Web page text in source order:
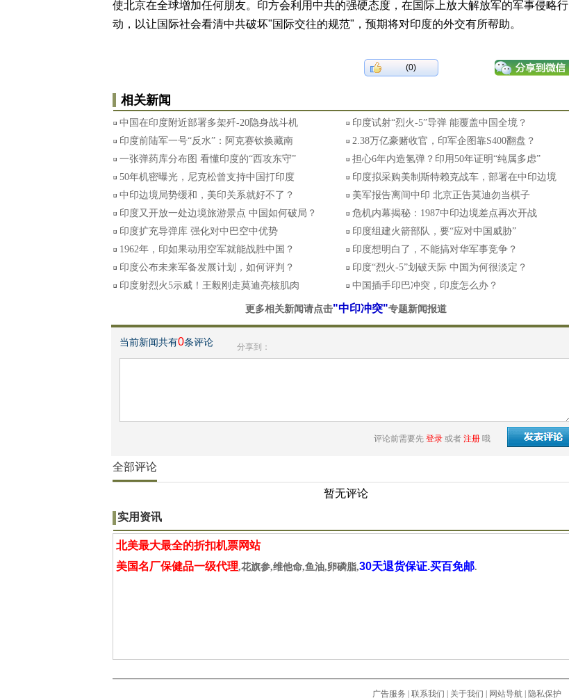
使北京在全球增加任何朋友。印方会利用中共的强硬态度，在国际上放大解放军的军事侵略行
动，以让国际社会看清中共破坏"国际交往的规范"，预期将对印度的外交有所帮助。
(0)
相关新闻
中国在印度附近部署多架歼-20隐身战斗机
印度试射“烈火-5”导弹 能覆盖中国全境？
印度前陆军一号“反水”：阿克赛钦换藏南
2.38万亿豪赌收官，印军企图靠S400翻盘？
一张弹药库分布图 看懂印度的“西攻东守”
担心6年内造氢弹？印用50年证明“纯属多虑”
50年机密曝光，尼克松曾支持中国打印度
印度拟采购美制斯特赖克战车，部署在中印边境
中印边境局势缓和，美印关系就好不了？
美军报告离间中印 北京正告莫迪勿当棋子
印度又开放一处边境旅游景点 中国如何破局？
危机内幕揭秘：1987中印边境差点再次开战
印度扩充导弹库 强化对中巴空中优势
印度组建火箭部队，要“应对中国威胁”
1962年，印如果动用空军就能战胜中国？
印度想明白了，不能搞对华军事竞争？
印度公布未来军备发展计划，如何评判？
印度“烈火-5”划破天际 中国为何很淡定？
印度射烈火5示威！王毅刚走莫迪亮核肌肉
中国插手印巴冲突，印度怎么办？
更多相关新闻请点击"中印冲突"专题新闻报道
当前新闻共有0条评论 分享到：
评论前需要先 登录 或者 注册 哦
全部评论
暂无评论
实用资讯
北美最大最全的折扣机票网站
美国名厂保健品一级代理,花旗参,维他命,鱼油,卵磷脂,30天退货保证.买百免邮.
广告服务 联系我们 关于我们 网站导航 隐私保护